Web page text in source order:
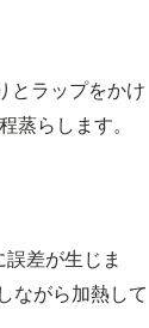
とラップをかけ
らします。
差が生じま
ながら加熱して